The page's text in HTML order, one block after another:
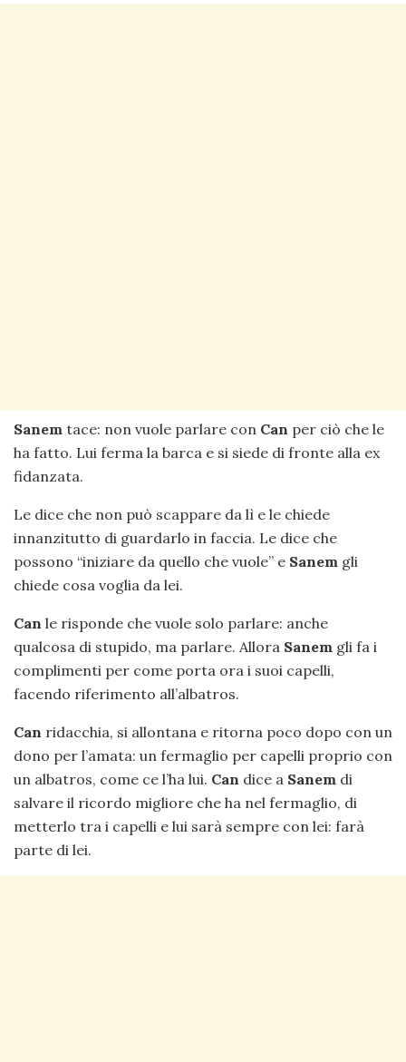
Sanem tace: non vuole parlare con Can per ciò che le
ha fatto. Lui ferma la barca e si siede di fronte alla ex
fidanzata.
Le dice che non può scappare da lì e le chiede
innanzitutto di guardarlo in faccia. Le dice che
possono “iniziare da quello che vuole” e Sanem gli
chiede cosa voglia da lei.
Can le risponde che vuole solo parlare: anche
qualcosa di stupido, ma parlare. Allora Sanem gli fa i
complimenti per come porta ora i suoi capelli,
facendo riferimento all’albatros.
Can ridacchia, si allontana e ritorna poco dopo con un
dono per l’amata: un fermaglio per capelli proprio con
un albatros, come ce l’ha lui. Can dice a Sanem di
salvare il ricordo migliore che ha nel fermaglio, di
metterlo tra i capelli e lui sarà sempre con lei: farà
parte di lei.